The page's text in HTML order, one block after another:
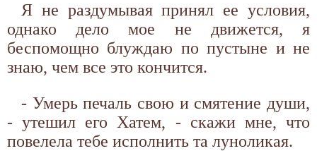
Я не раздумывая принял ее условия,
однако дело мое не движется, я
беспомощно блуждаю по пустыне и не
знаю, чем все это кончится.
- Умерь печаль свою и смятение души,
- утешил его Хатем, - скажи мне, что
повелела тебе исполнить та луноликая.